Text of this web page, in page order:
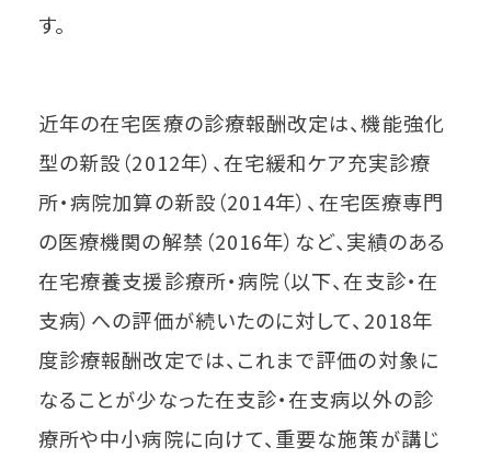
す。
近年の在宅医療の診療報酬改定は、機能強化
型の新設（2012年）、在宅緩和ケア充実診療
所・病院加算の新設（2014年）、在宅医療専門
の医療機関の解禁（2016年）など、実績のある
在宅療養支援診療所・病院（以下、在支診・在
支病）への評価が続いたのに対して、2018年
度診療報酬改定では、これまで評価の対象に
なることが少なった在支診・在支病以外の診
療所や中小病院に向けて、重要な施策が講じ